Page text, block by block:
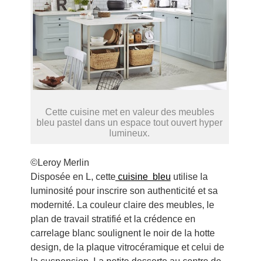
Cette cuisine met en valeur des meubles
bleu pastel dans un espace tout ouvert hyper
lumineux.
©Leroy Merlin
Disposée en L, cettecuisine bleu utilise la
luminosité pour inscrire son authenticité et sa
modernité. La couleur claire des meubles, le
plan de travail stratifié et la crédence en
carrelage blanc soulignent le noir de la hotte
design, de la plaque vitrocéramique et celui de